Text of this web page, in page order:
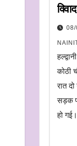
20 08/
कोठी
रात
सड़क
हो